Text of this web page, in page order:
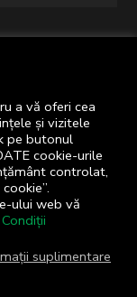
a vă oferi cea
și vizitele
pe butonul
cookie-urile
controlat,
ului web vă
suplimentare